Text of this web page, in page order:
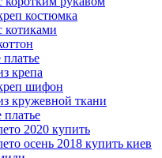
костюмка
котиками
платье
крепа
шифон
кружевной ткани
платье
2020 купить
осень 2018 купить киев